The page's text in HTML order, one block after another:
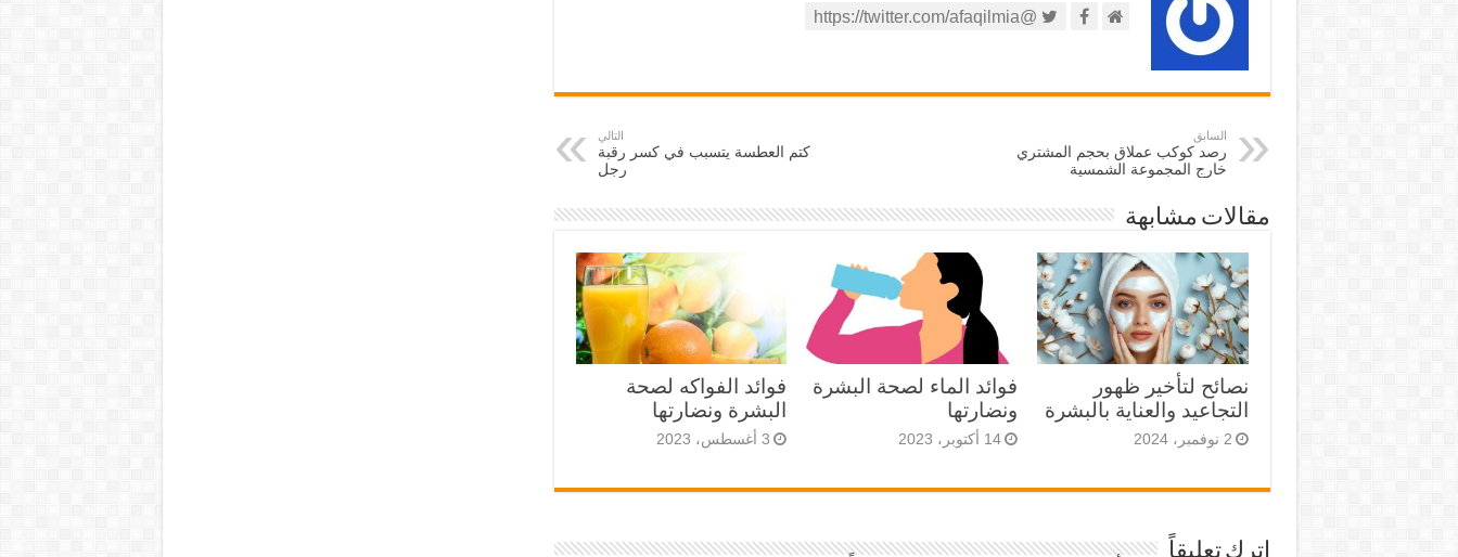
@https://twitter.com/afaqilmia
السابق
رصد كوكب عملاق بحجم المشتري
خارج المجموعة الشمسية
التالي
كتم العطسة يتسبب في كسر رقبة
رجل
مقالات مشابهة
نصائح لتأخير ظهور
التجاعيد والعناية بالبشرة
2 نوفمبر، 2024
فوائد الماء لصحة البشرة
ونضارتها
14 أكتوبر، 2023
فوائد الفواكه لصحة
البشرة ونضارتها
3 أغسطس، 2023